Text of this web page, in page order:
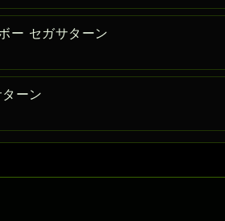
ー セガサターン
ーン